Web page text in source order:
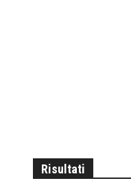
Risultati